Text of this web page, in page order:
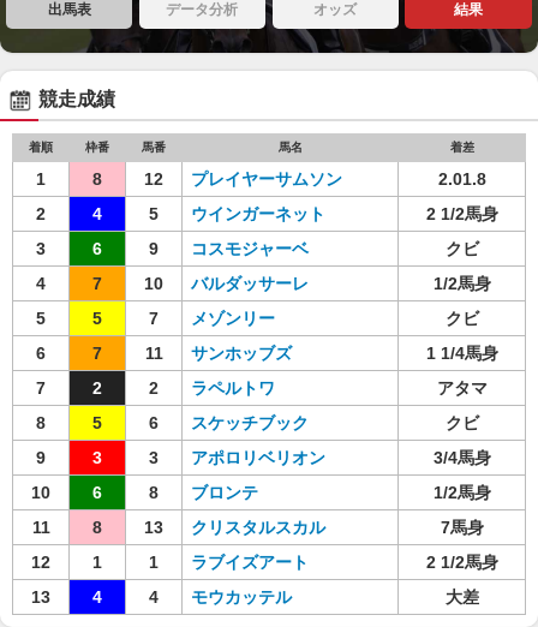
出馬表 データ分析 オッズ 結果
競走成績
着順 枠番 馬番 馬名 着差
1 8 12 プレイヤーサムソン
2.01.8
2
4 5 ウインガーネット
2 1/2馬身
3
6 9 コスモジャーベ
クビ
4
7 10 バルダッサーレ
1/2馬身
5
5 7 メゾンリー
クビ
6
7 11 サンホッブズ
1 1/4馬身
7
2 2 ラペルトワ
アタマ
8
5 6 スケッチブック
クビ
9
3 3 アポロリベリオン
3/4馬身
10
6 8 ブロンテ
1/2馬身
11
8 13 クリスタルスカル
7馬身
12
1 1 ラブイズアート
2 1/2馬身
13
4 4 モウカッテル 大差